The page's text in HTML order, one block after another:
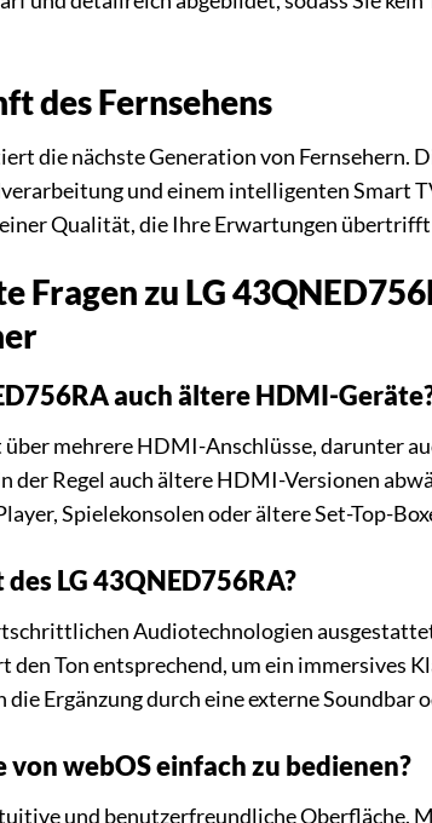
des Fernsehens
die nächste Generation von
und einem intelligenten Smart
Qualität, die Ihre Erwartungen
Fragen zu LG
auch ältere HDMI-
mehrere HDMI-Anschlüsse, darunter
der Regel auch ältere HDMI-Versionen
Spielekonsolen oder ältere Set-Top-
LG 43QNED756RA?
Audiotechnologien
Ton entsprechend, um ein immersives
Ergänzung durch eine externe Soundbar
webOS einfach zu bedienen?
und benutzerfreundliche Oberfläche.